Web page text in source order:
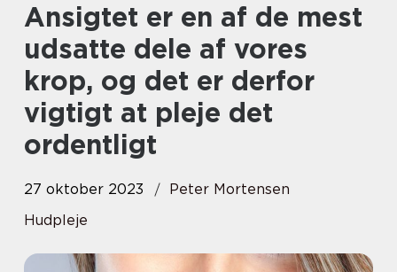
Ansigtet er en af de mest
udsatte dele af vores
krop, og det er derfor
vigtigt at pleje det
ordentligt
27 oktober 2023
Peter Mortensen
Hudpleje